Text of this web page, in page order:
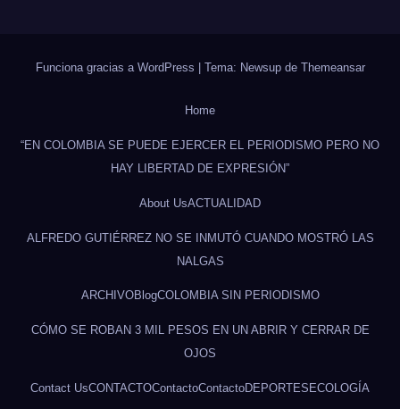
Funciona gracias a WordPress Tema: Newsup de Themeansar
Home
“EN COLOMBIA SE PUEDE EJERCER EL PERIODISMO PERO NO
HAY LIBERTAD DE EXPRESIÓN”
About UsACTUALIDAD
ALFREDO GUTIÉRREZ NO SE INMUTÓ CUANDO MOSTRÓ LAS
NALGAS
ARCHIVOBlogCOLOMBIA SIN PERIODISMO
CÓMO SE ROBAN 3 MIL PESOS EN UN ABRIR Y CERRAR DE
OJOS
Contact UsCONTACTOContactoContactoDEPORTES ECOLOGÍA